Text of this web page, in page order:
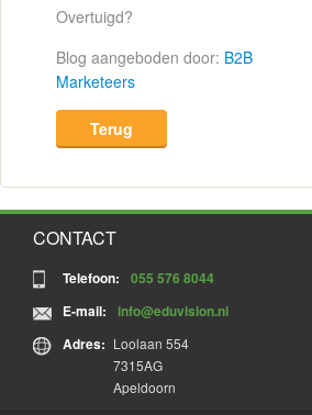
Overtuigd?
Blog aangeboden door: B2B
Marketeers
Terug
CONTACT
Telefoon:
055 576 8044
E-mail:
info@eduvision.nl
Adres: Loolaan 554
7315AG
Apeldoorn